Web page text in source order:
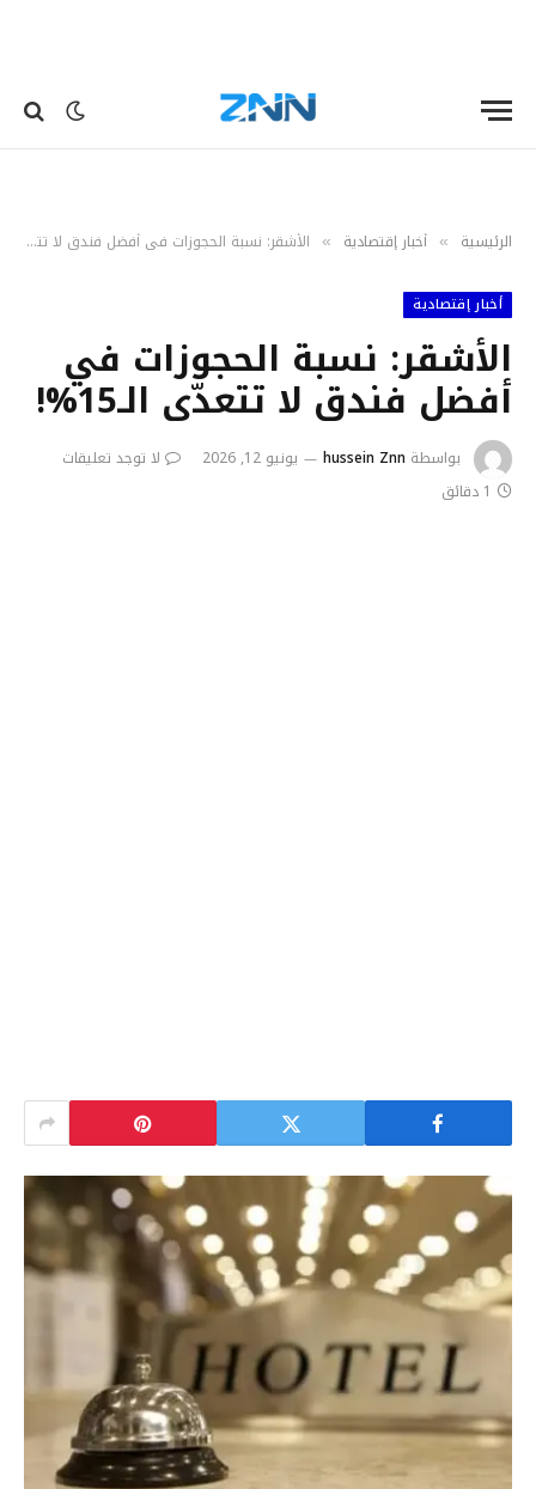
الرئيسية » أخبار إقتصادية » الأشقر: نسبة الحجوزات في أفضل فندق لا تتعدّى الـ15%!
أخبار إقتصادية
الأشقر: نسبة الحجوزات في
أفضل فندق لا تتعدّى الـ15%!
بواسطة hussein Znn يونيو 12, 2026
لا توجد تعليقات
1 دقائق